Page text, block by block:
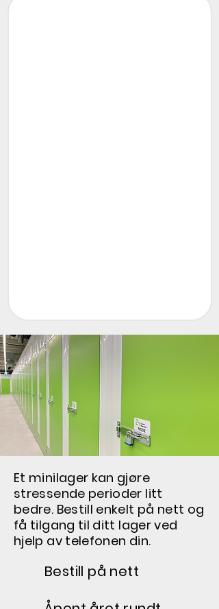
Et minilager kan gjøre
stressende perioder litt
bedre. Bestill enkelt på nett og
få tilgang til ditt lager ved
hjelp av telefonen din.
Bestill på nett